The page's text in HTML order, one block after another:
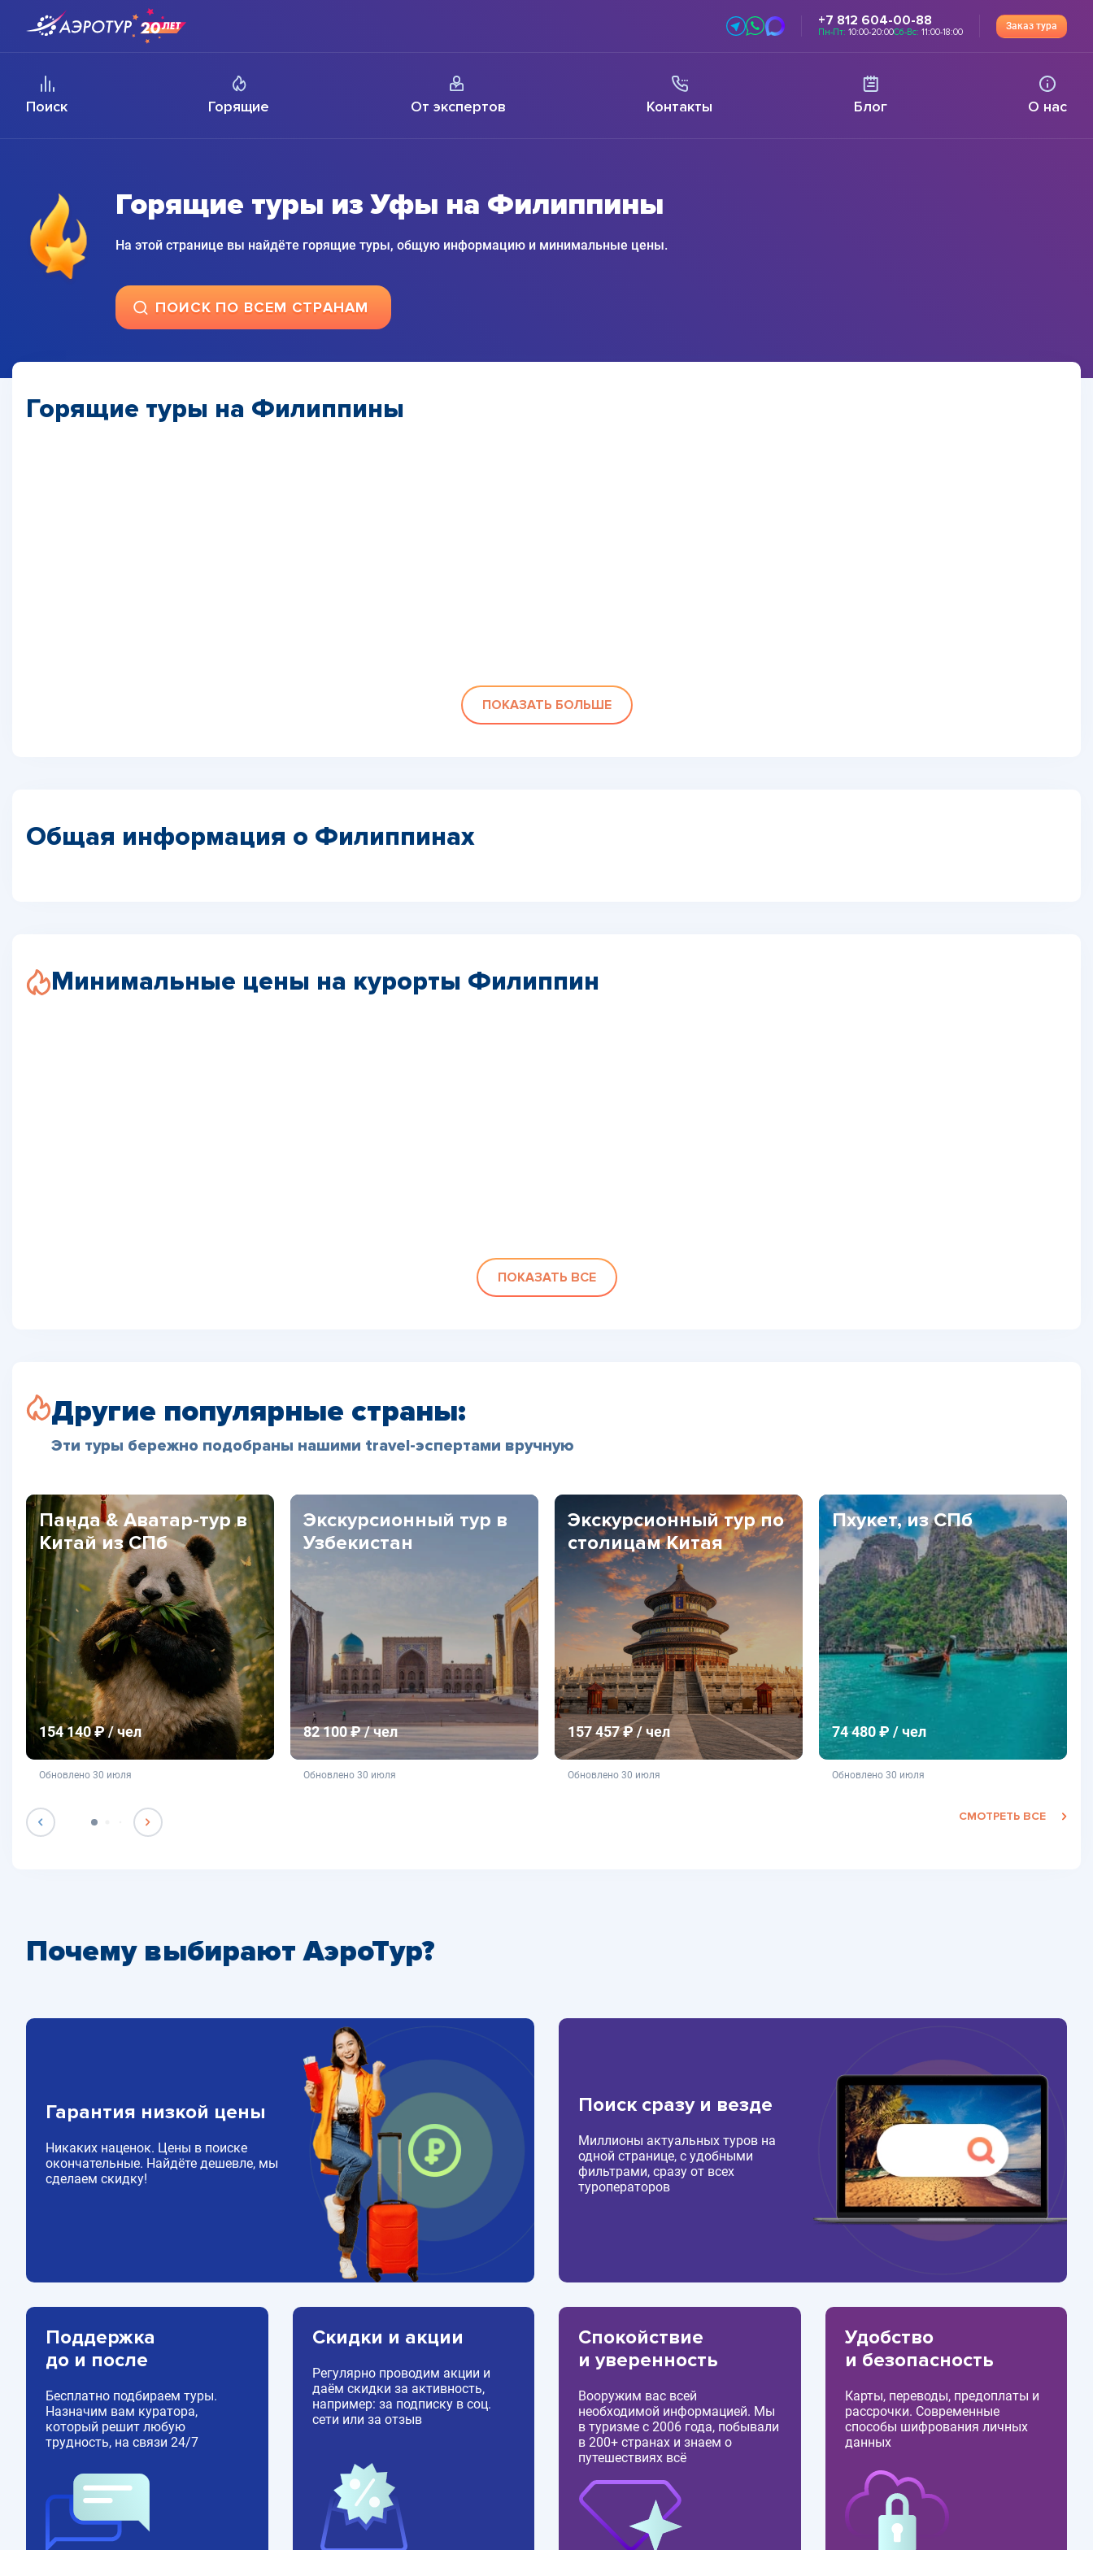
+7 812 604-00-88
Пн-Пт: 10:00-20:00Сб-Вс: 11:00-18:00
Заказ тура
Поиск Горящие От экспертов Контакты Блог О нас
Горящие туры из Уфы на Филиппины
На этой странице вы найдёте горящие туры, общую информацию и минимальные цены.
ПОИСК ПО ВСЕМ СТРАНАМ
Горящие туры на Филиппины
ПОКАЗАТЬ БОЛЬШЕ
Общая информация о Филиппинах
Минимальные цены на курорты Филиппин
ПОКАЗАТЬ ВСЕ
Другие популярные страны:
Эти туры бережно подобраны нашими travel-эспертами вручную
Панда & Аватар-тур в
Китай из СПб
154 140 ₽ / чел
не является публичной офертой
Обновлено 30 июля
Экскурсионный тур в
Узбекистан
82 100 ₽ / чел
не является публичной офертой
Обновлено 30 июля
Экскурсионный тур по
столицам Китая
157 457 ₽ / чел
не является публичной офертой
Обновлено 30 июля
Пхукет, из СПб
74 480 ₽ / чел
не является публичной офертой
Обновлено 30 июля
СМОТРЕТЬ ВСЕ
Почему выбирают АэроТур?
Гарантия низкой цены
Никаких наценок. Цены в поиске
окончательные. Найдёте дешевле, мы
сделаем скидку!
Поиск сразу и везде
Миллионы актуальных туров на
одной странице, с удобными
фильтрами, сразу от всех
туроператоров
Поддержка
до и после
Бесплатно подбираем туры.
Назначим вам куратора,
который решит любую
трудность, на связи 24/7
Скидки и акции
Регулярно проводим акции и
даём скидки за активность,
например: за подписку в соц.
сети или за отзыв
Спокойствие
и уверенность
Вооружим вас всей
необходимой информацией. Мы
в туризме с 2006 года, побывали
в 200+ странах и знаем о
путешествиях всё
Удобство
и безопасность
Карты, переводы, предоплаты и
рассрочки. Современные
способы шифрования личных
данных